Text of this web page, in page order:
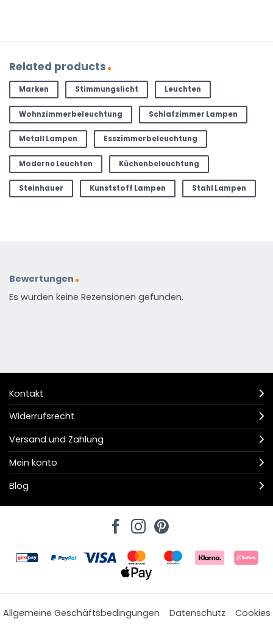
Related products
Marken Stimmungslicht Leuchten
Wohnzimmerbeleuchtung Schlafzimmer Lampen
Metall Lampen Esszimmerbeleuchtung
Moderne Leuchten Küchenbeleuchtung
Steinhauer Kunststoff Lampen Stahl Lampen
Bewertungen
Es wurden keine Rezensionen gefunden.
Kontakt
Widerrufsrecht
Versand und Zahlung
Mein konto
Blog
Allgemeine Geschäftsbedingungen Datenschutz Cookies